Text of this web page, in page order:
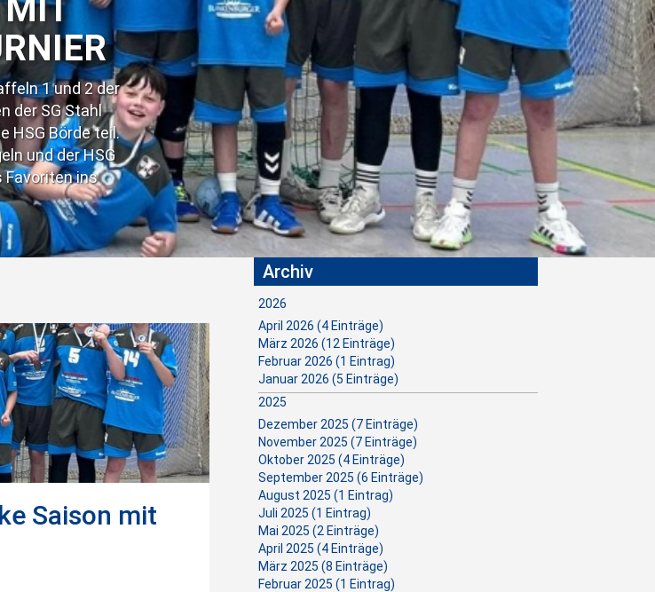
Spannung wurde am vergangenen Wochenende das Spiel der Blankenburger
in der Handball Bezirksoberliga West gegen den Spitzenreiter aus
erwartet. Die Blütenstädter rangierten auf dem dritten Tabellenplatz
wollten den Gästen die erste Saisonniederlage beibringen. Kurzfristig
die Gastgeber Domenik Herdam ersetzen, was eine große
bedeutete.
…
Saison mit
Archiv
2026
April 2026 (4 Einträge)
März 2026 (12 Einträge)
Februar 2026 (1 Eintrag)
Januar 2026 (5 Einträge)
2025
Dezember 2025 (7 Einträge)
November 2025 (7 Einträge)
Oktober 2025 (4 Einträge)
September 2025 (6 Einträge)
August 2025 (1 Eintrag)
Juli 2025 (1 Eintrag)
Mai 2025 (2 Einträge)
April 2025 (4 Einträge)
März 2025 (8 Einträge)
Februar 2025 (1 Eintrag)